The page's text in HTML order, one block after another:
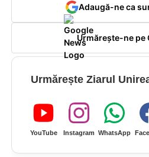
Adaugă-ne ca
Urmărește-ne pe
Urmărește Ziarul
YouTube Instagram WhatsApp